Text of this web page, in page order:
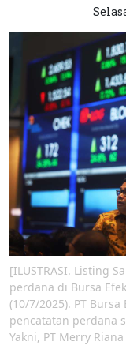
[ILUSTRASI. Listing
perdana di Bursa
(10/7/2025). PT
pencatatan perdana
Yakni, PT Merry